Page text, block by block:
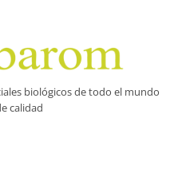
biológicos de todo el mundo
calidad